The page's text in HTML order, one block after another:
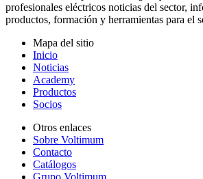
profesionales eléctricos noticias del sector,
productos, formación y herramientas para el
Mapa del sitio
Inicio
Noticias
Academy
Productos
Socios
Otros enlaces
Sobre Voltimum
Contacto
Catálogos